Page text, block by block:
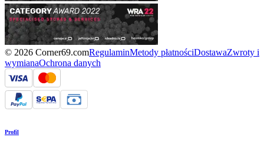
© 2026 Corner69.comRegulaminMetody płatnościDostawaZwroty i
wymianaOchrona danych
Profil